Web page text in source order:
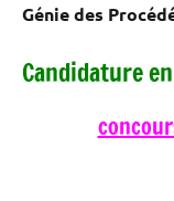
Génie des
Candidature